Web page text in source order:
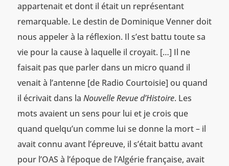
appartenait et dont il était un représentant
remarquable. Le destin de Dominique Venner doit
nous appeler à la réflexion. Il s’est battu toute sa
vie pour la cause à laquelle il croyait. […] Il ne
faisait pas que parler dans un micro quand il
venait à l’antenne [de Radio Courtoisie] ou quand
il écrivait dans la Nouvelle Revue d’Histoire. Les
mots avaient un sens pour lui et je crois que
quand quelqu’un comme lui se donne la mort – il
avait connu avant l’épreuve, il s’était battu avant
pour l’OAS à l’époque de l’Algérie française, avait